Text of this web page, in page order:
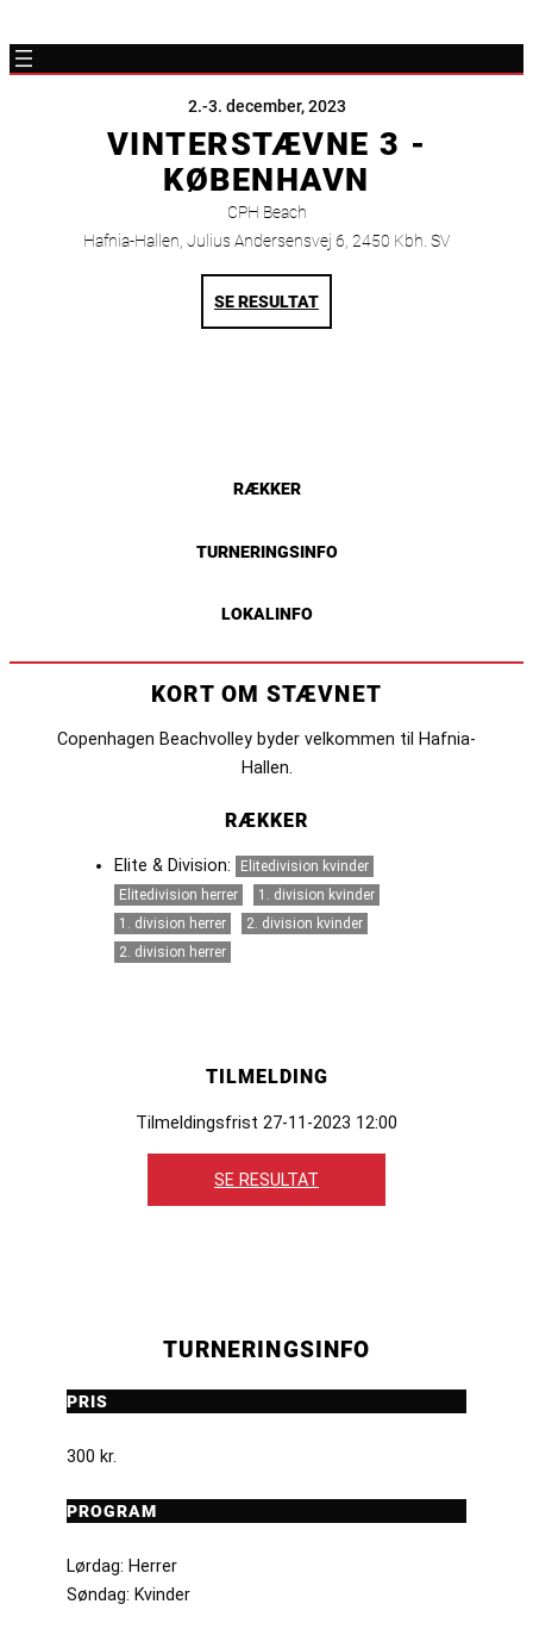
2.-3. december, 2023
VINTERSTÆVNE 3 -
KØBENHAVN
CPH Beach
Hafnia-Hallen, Julius Andersensvej 6, 2450 Kbh. SV
SE RESULTAT
RÆKKER
TURNERINGSINFO
LOKALINFO
KORT OM STÆVNET
Copenhagen Beachvolley byder velkommen til Hafnia-
Hallen.
RÆKKER
Elite & Division:
Elitedivision kvinder
Elitedivision herrer
1. division kvinder
1. division herrer
2. division kvinder
2. division herrer
TILMELDING
Tilmeldingsfrist 27-11-2023 12:00
SE RESULTAT
TURNERINGSINFO
PRIS
300 kr.
PROGRAM
Lørdag: Herrer
Søndag: Kvinder